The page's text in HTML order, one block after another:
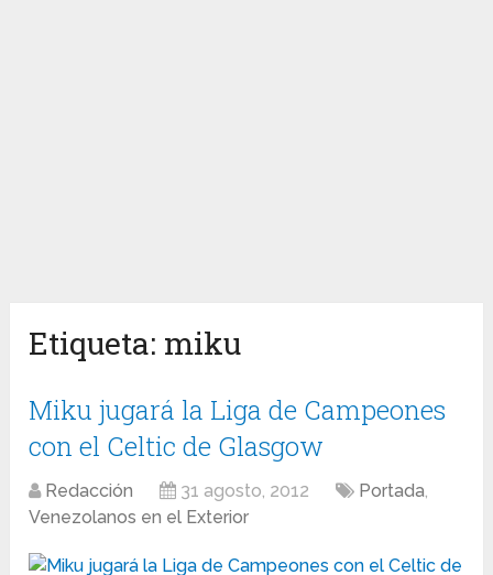
Etiqueta: miku
Miku jugará la Liga de Campeones
con el Celtic de Glasgow
Redacción 31 agosto, 2012 Portada,
Venezolanos en el Exterior